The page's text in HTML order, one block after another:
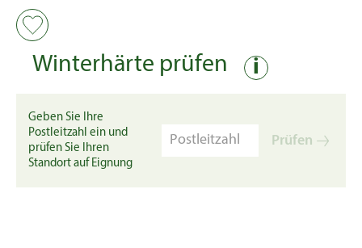
Winterhärte prüfen i
Geben Sie Ihre
Postleitzahl ein und
prüfen Sie Ihren
Standort auf Eignung
Prüfen